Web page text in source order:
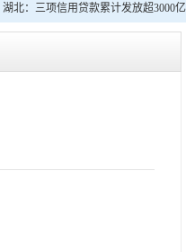
湖北：三项信用贷款累计发放超3000亿